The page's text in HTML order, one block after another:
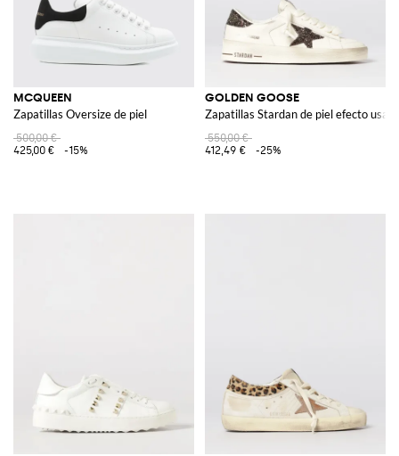
MCQUEEN
Zapatillas Oversize de piel
500,00 €
425,00 €
-15%
GOLDEN GOOSE
Zapatillas Stardan de piel efecto
550,00 €
412,49 €
-25%